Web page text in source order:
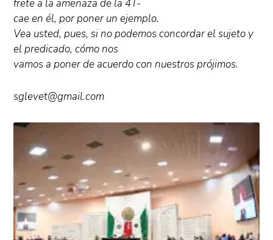
frete a la amenaza de la 4T-
cae en él, por poner un ejemplo.
Vea usted, pues, si no podemos concordar el sujeto y
el predicado, cómo nos
vamos a poner de acuerdo con nuestros prójimos.
sglevet@gmail.com